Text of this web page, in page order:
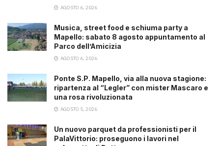
AGOSTO 6, 2026
Musica, street food e schiuma party a
Mapello: sabato 8 agosto appuntamento al
Parco dell’Amicizia
AGOSTO 6, 2026
Ponte S.P. Mapello, via alla nuova stagione:
ripartenza al “Legler” con mister Mascaro e
una rosa rivoluzionata
AGOSTO 5, 2026
Un nuovo parquet da professionisti per il
PalaVittorio: proseguono i lavori nel